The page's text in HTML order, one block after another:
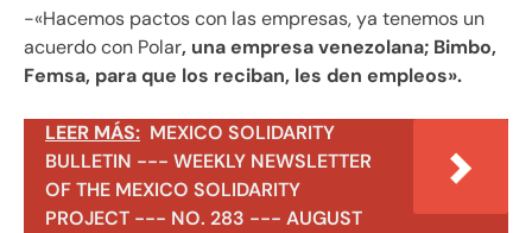
-«Hacemos pactos con las empresas, ya tenemos un
acuerdo con Polar, una empresa venezolana; Bimbo,
Femsa, para que los reciban, les den empleos».
LEER MÁS: MEXICO SOLIDARITY
BULLETIN --- WEEKLY NEWSLETTER
OF THE MEXICO SOLIDARITY
PROJECT --- NO. 283 --- AUGUST